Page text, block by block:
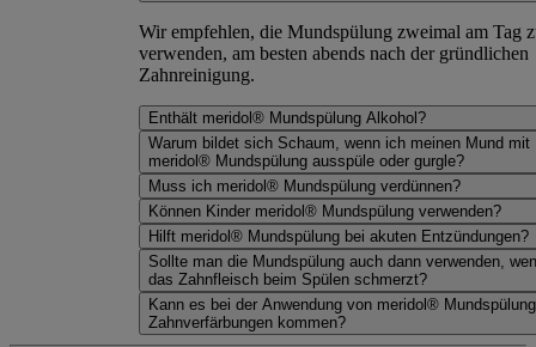
Wir empfehlen, die Mundspülung zweimal am Tag
verwenden, am besten abends nach der gründlichen
Zahnreinigung.
Enthält meridol® Mundspülung Alkohol?
Warum bildet sich Schaum, wenn ich meinen Mund mit
meridol® Mundspülung ausspüle oder gurgle?
Muss ich meridol® Mundspülung verdünnen?
Können Kinder meridol® Mundspülung verwenden?
Hilft meridol® Mundspülung bei akuten Entzündungen?
Sollte man die Mundspülung auch dann verwenden,
das Zahnfleisch beim Spülen schmerzt?
Kann es bei der Anwendung von meridol®
Zahnverfärbungen kommen?